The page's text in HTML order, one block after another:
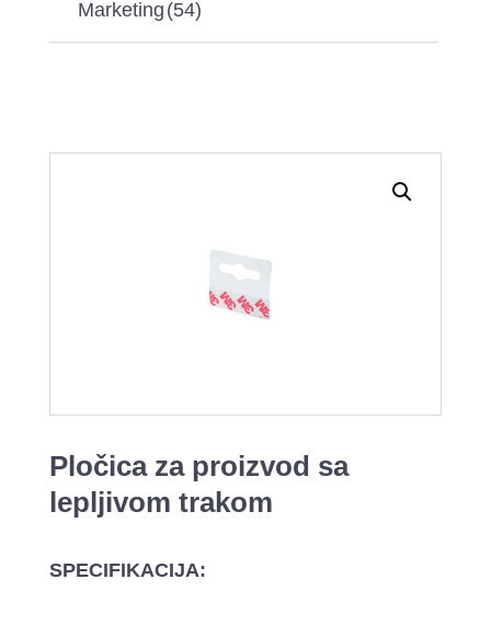
Marketing (54)
Pločica za proizvod sa
lepljivom trakom
SPECIFIKACIJA: